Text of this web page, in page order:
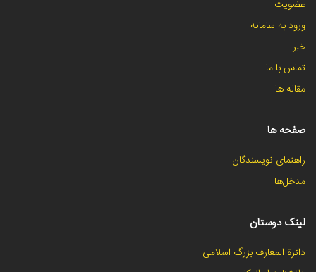
عضویت
ورود به سامانه
خبر
تماس با ما
مقاله ها
صفحه ها
راهنمای نویسندگان
مدخل‌ها
لینک دوستان
دائرة المعارف بزرگ اسلامی